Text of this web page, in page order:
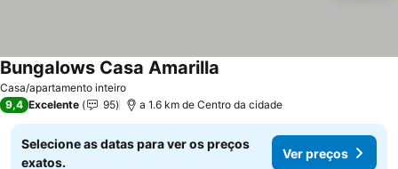
Casa/apartamento inteiro
Bungalows Casa Amarilla
9,4 Excelente 95 a 1.6 km de Centro da cidade
Selecione as datas para ver os preços
exatos.
Ver preços